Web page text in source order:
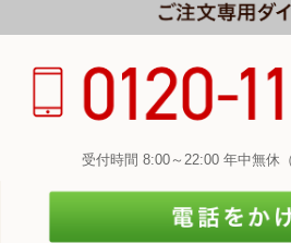
受付時間 8:00～22:00 年中無休